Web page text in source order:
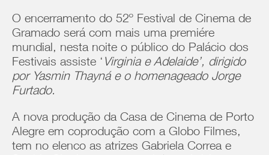
O encerramento do 52º Festival de Cinema de
Gramado será com mais uma premiére
mundial, nesta noite o público do Palácio dos
Festivais assiste ‘ Virginia e Adelaide’, dirigido
por Yasmin Thayná e o homenageado Jorge
Furtado.
A nova produção da Casa de Cinema de Porto
Alegre em coprodução com a Globo Filmes,
tem no elenco as atrizes Gabriela Correa e